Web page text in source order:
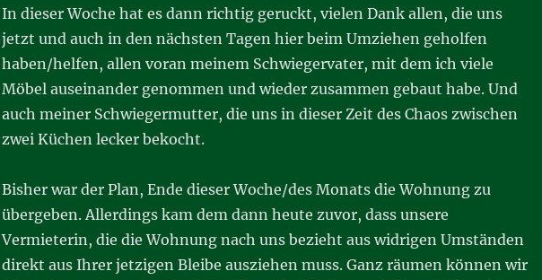
In dieser Woche hat es dann richtig geruckt, vielen Dank allen, die uns
jetzt und auch in den nächsten Tagen hier beim Umziehen geholfen
haben/helfen, allen voran meinem Schwiegervater, mit dem ich viele
Möbel auseinander genommen und wieder zusammen gebaut habe. Und
auch meiner Schwiegermutter, die uns in dieser Zeit des Chaos zwischen
zwei Küchen lecker bekocht.
Bisher war der Plan, Ende dieser Woche/des Monats die Wohnung zu
übergeben. Allerdings kam dem dann heute zuvor, dass unsere
Vermieterin, die die Wohnung nach uns bezieht aus widrigen Umständen
direkt aus Ihrer jetzigen Bleibe ausziehen muss. Ganz räumen können wir